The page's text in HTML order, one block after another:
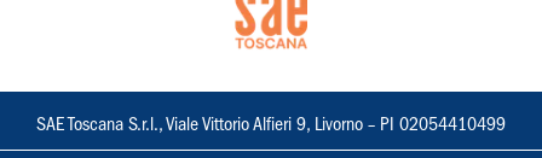
SAE Toscana S.r.l., Viale Vittorio Alfieri 9, Livorno – PI 02054410499